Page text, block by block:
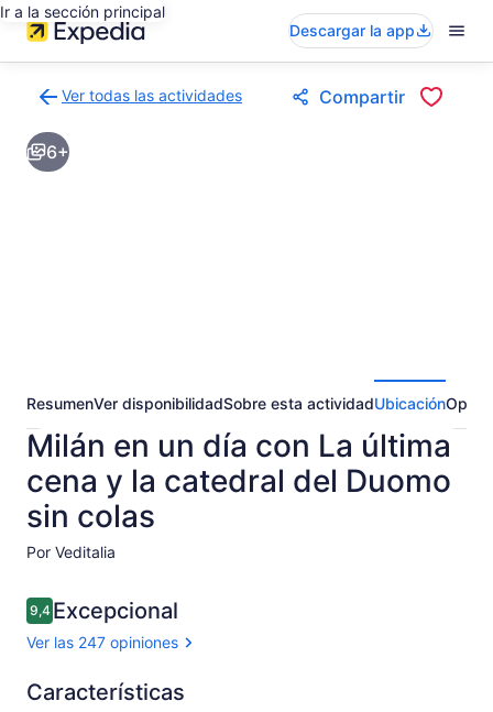
Ir a la sección principal
Descargar la app
Ver todas las actividades
a
la
página
Compartir
6+
ResumenVer disponibilidadSobre esta actividadUbicación
Milán en un día con La última
cena y la catedral del Duomo
sin colas
Por Veditalia
Opiniones
9,49,4 de 10
Excepcional
Ver las 247 opiniones
9.49.4 de 10
Excepcional
Características